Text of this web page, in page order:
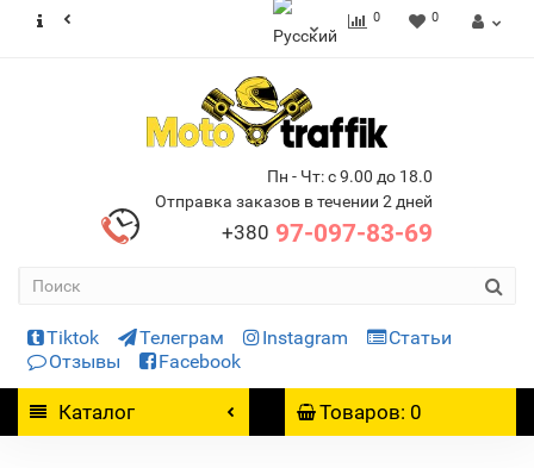
0 0
Пн - Чт: с 9.00 до 18.0
Отправка заказов в течении 2 дней
+380 97-097-83-69
Tiktok Телеграм Instagram
Статьи
Отзывы
Facebook
Каталог Товаров: 0